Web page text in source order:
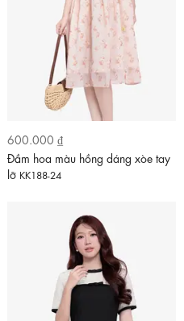
600.000 ₫
Đầm hoa màu hồng dáng xòe tay
lỡ KK188-24